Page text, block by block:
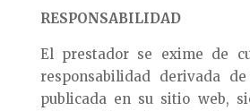
RESPONSABILIDAD
El prestador se exime de
responsabilidad derivada
publicada en su sitio web,